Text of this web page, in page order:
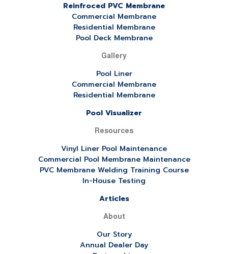
Reinfroced PVC Membrane
Commercial Membrane
Residential Membrane
Pool Deck Membrane
Gallery
Pool Liner
Commercial Membrane
Residential Membrane
Pool Visualizer
Resources
Vinyl Liner Pool Maintenance
Commercial Pool Membrane Maintenance
PVC Membrane Welding Training Course
In-House Testing
Articles
About
Our Story
Annual Dealer Day